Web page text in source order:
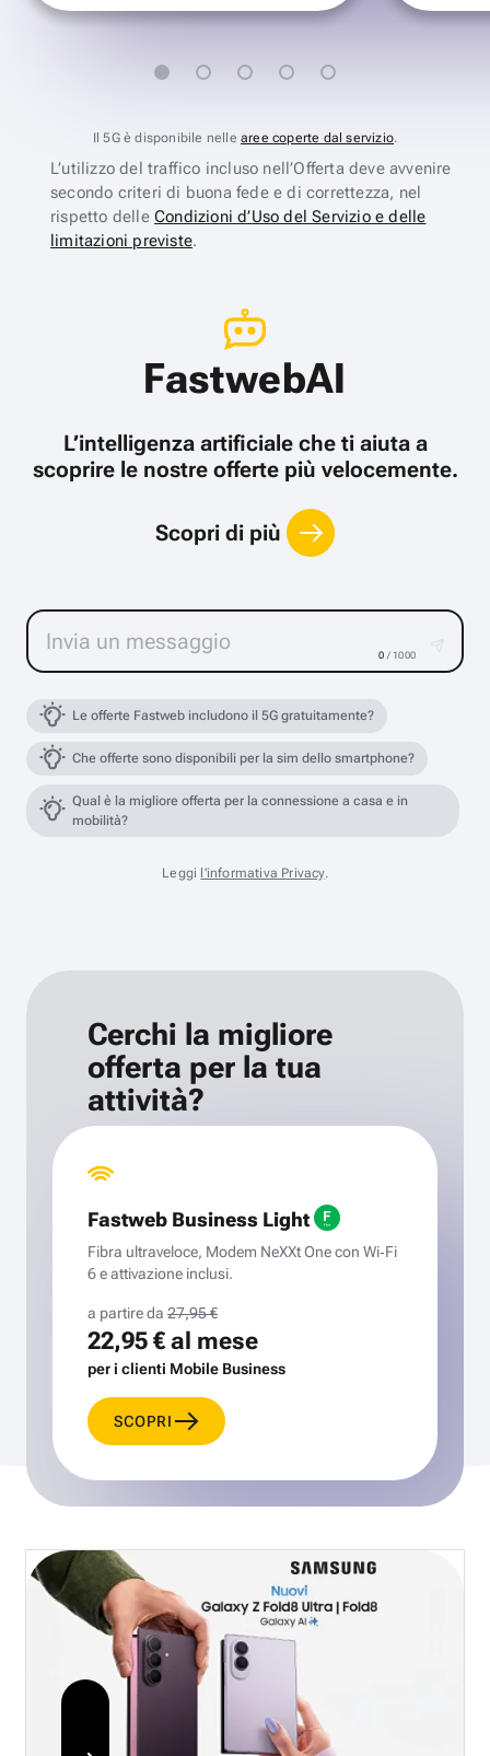
Il 5G è disponibile nelle aree coperte dal servizio.
L’utilizzo del traffico incluso nell’Offerta deve avvenire
secondo criteri di buona fede e di correttezza, nel
rispetto delle Condizioni d’Uso del Servizio e delle
limitazioni previste.
FastwebAI
L’intelligenza artificiale che ti aiuta a
scoprire le nostre offerte più velocemente.
Scopri di più
0 / 1000
Le offerte Fastweb includono il 5G gratuitamente?
Che offerte sono disponibili per la sim dello smartphone?
Qual è la migliore offerta per la connessione a casa e in
mobilità?
Leggi l'informativa Privacy.
Cerchi la migliore
offerta per la tua
attività?
Fastweb Business Light
Fibra ultraveloce, Modem NeXXt One con Wi‑Fi
6 e attivazione inclusi.
a partire da 27,95 €
22,95 €al mese
per i clienti Mobile Business
SCOPRI